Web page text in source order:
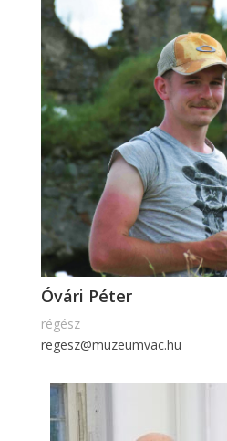
Óvári Péter
régész
regesz@muzeumvac.hu